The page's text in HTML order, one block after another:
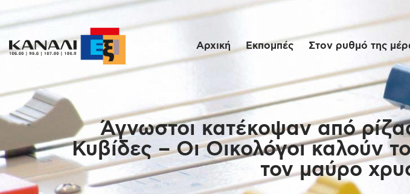
Αρχική Εκπομπές Στον ρυθμό της
Άγνωστοι κατέκοψαν από
Κυβίδες – Οι Οικολόγοι καλούν
τον μαύρο
Εκπομπές
Στον ρυθμό
μέρας
Ένθετα
Διαγωνισμοί/